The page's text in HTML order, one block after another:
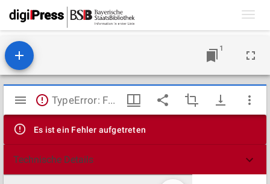
1
Mirador
Viewer
TypeError: Failed to fetch
Es ist ein Fehler aufgetreten
Technische Details